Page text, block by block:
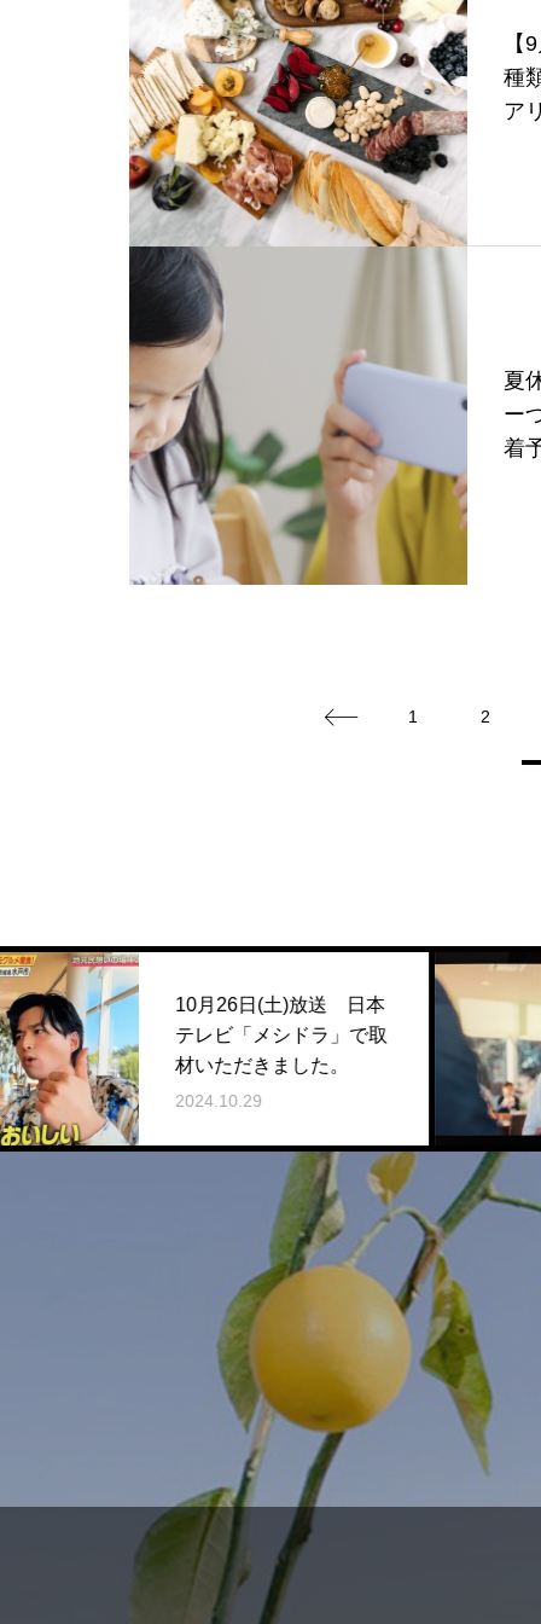
【
種
ア
夏
ー
着
1 2
10月26日(土)放送 日本
テレビ「メシドラ」で取
材いただきました。
2024.10.29
ラ
街
た。